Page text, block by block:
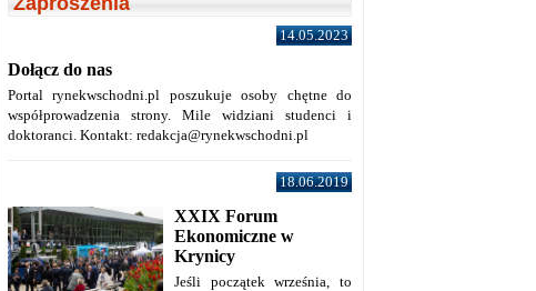
14.05.2023
Dołącz do nas
Portal rynekwschodni.pl poszukuje osoby chętne do
współprowadzenia strony. Mile widziani studenci i
doktoranci. Kontakt: redakcja@rynekwschodni.pl
18.06.2019
XXIX Forum
Ekonomiczne w
Krynicy
Jeśli początek września, to